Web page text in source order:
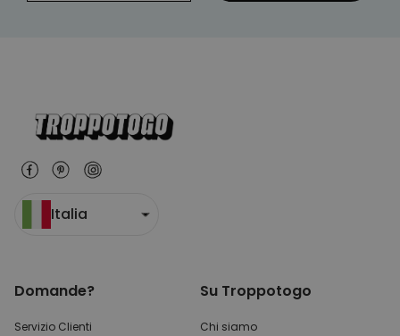
Italia
Domande?
Servizio Clienti
Su Troppotogo
Chi siamo